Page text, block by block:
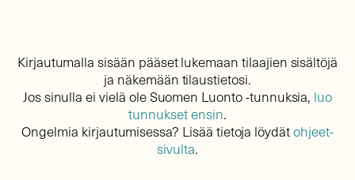
Kirjautumalla sisään pääset lukemaan tilaajien sisältöjä
ja näkemään tilaustietosi.
Jos sinulla ei vielä ole Suomen Luonto -tunnuksia, luo
tunnukset ensin.
Ongelmia kirjautumisessa? Lisää tietoja löydätohjeet-
sivulta.